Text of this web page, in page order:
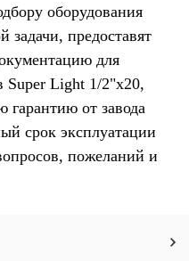
оборудования
задачи, предоставят
для
Light 1/2"x20,
от завода
срок эксплуатации
пожеланий и